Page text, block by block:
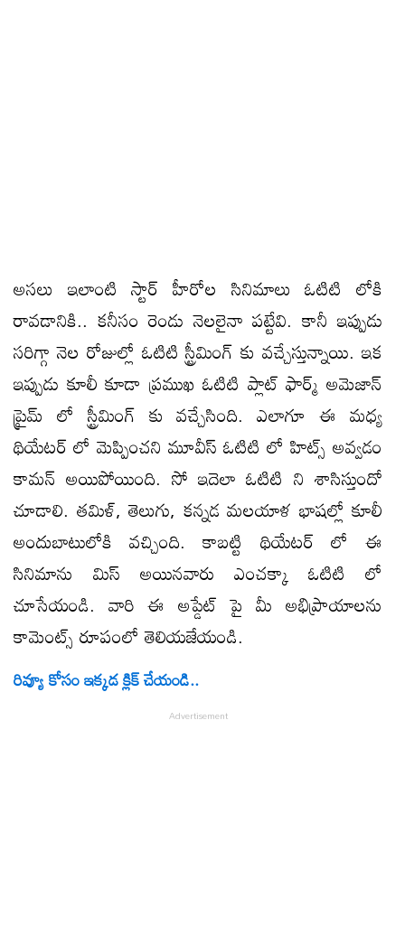
అసలు ఇలాంటి స్టార్ హీరోల సినిమాలు ఓటిటి లోకి
రావడానికి.. కనీసం రెండు నెలలైనా పట్టేవి. కానీ ఇప్పుడు
సరిగ్గా నెల రోజుల్లో ఓటిటి స్ట్రీమింగ్ కు వచ్చేస్తున్నాయి. ఇక
ఇప్పుడు కూలీ కూడా ప్రముఖ ఓటిటి ప్లాట్ ఫార్మ్ అమెజాన్
ప్రైమ్ లో స్ట్రీమింగ్ కు వచ్చేసింది. ఎలాగూ ఈ మధ్య
థియేటర్ లో మెప్పించని మూవీస్ ఓటిటి లో హిట్స్ అవ్వడం
కామన్ అయిపోయింది. సో ఇదెలా ఓటిటి ని శాసిస్తుందో
చూడాలి. తమిళ్, తెలుగు, కన్నడ మలయాళ భాషల్లో కూలీ
అందుబాటులోకి వచ్చింది. కాబట్టి థియేటర్ లో ఈ
సినిమాను మిస్ అయినవారు ఎంచక్కా ఓటిటి లో
చూసేయండి. వారి ఈ అప్డేట్ పై మీ అభిప్రాయాలను
కామెంట్స్ రూపంలో తెలియజేయండి.
రివ్యూ కోసం ఇక్కడ క్లిక్ చేయండి..